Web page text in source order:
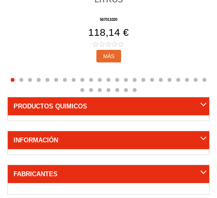
567011020
118,14 €
MÁS
PRODUCTOS QUIMICOS
INFORMACIÓN
FABRICANTES